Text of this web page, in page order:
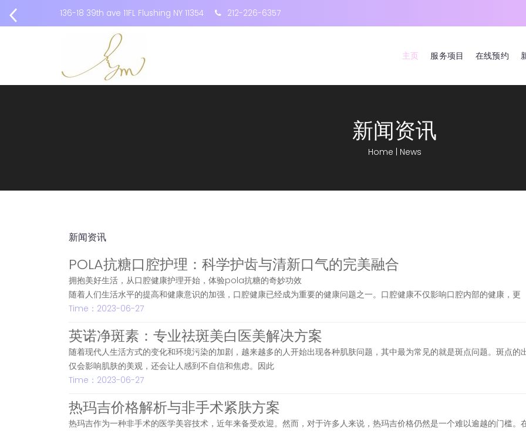
136-18 39th ave 11FL Flushing NY 11354 212-226-6357
主页 服务项目 在线预约
新闻资讯
Home News
新闻资讯
POLA抗糖口腔护理：科学护齿与清新口气的完美融合
拥抱美好生活，从口腔健康护理开始，体验pola抗糖的奇妙功效
随着人们生活水平的提高和健康意识的加强，口腔健康已经成为重要的健康问题之一。口腔健康不仅影响口腔内部的健康，更
Time：2023-06-27
英诺净斑素：专业祛斑美白医美解决方案
随着现代人生活方式的变化和环境污染的加剧，越来越多的人开始出现各种肌肤问题，其中最为常见的就是斑点问题。斑点的
仅会影响肌肤的美观，还会让人感到不自信和焦虑。因此
Time：2023-06-27
热玛吉价格解析与非手术紧肤方案
热玛吉作为一种非手术的医学美容技术，近年来备受欢迎。然而，对于许多人来说，热玛吉价格仍然是一个难以逾越的门槛。